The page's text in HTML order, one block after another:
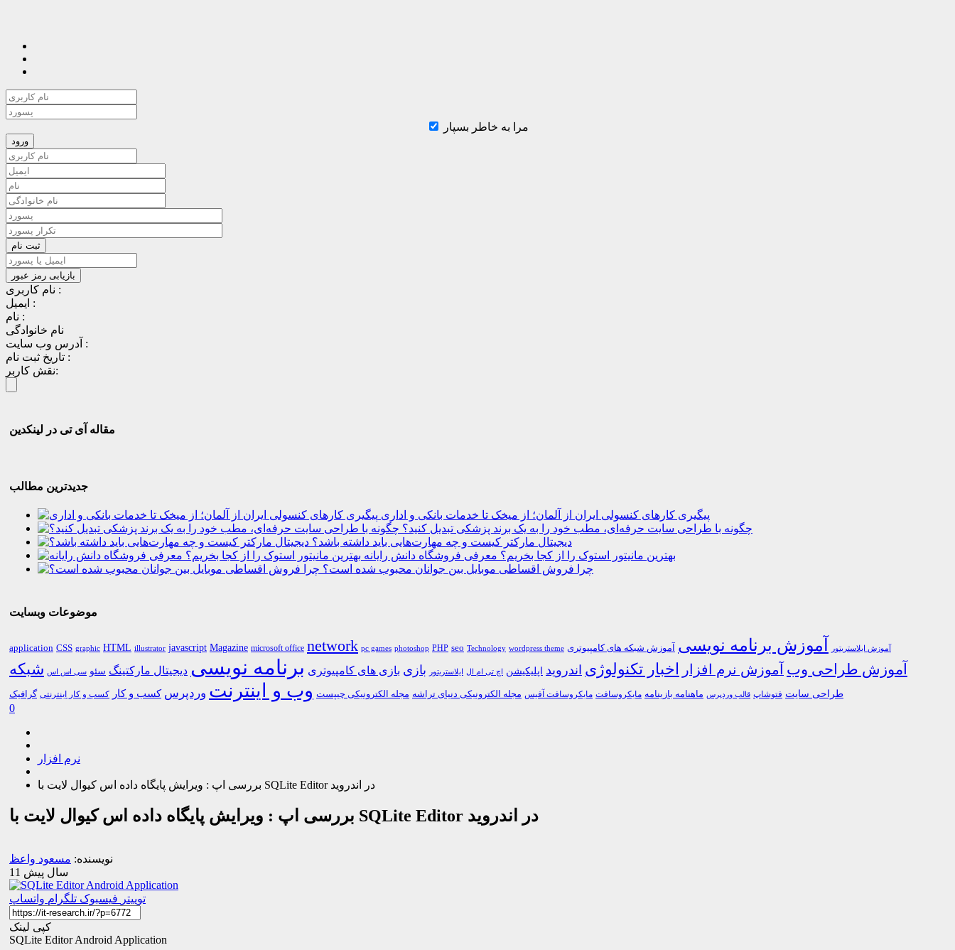
مرا به خاطر بسپار
نام کاربری :
ایمیل :
نام :
نام خانوادگی
آدرس وب سایت :
تاریخ ثبت نام :
نقش کاربر:
مقاله آی تی در لینکدین
جدیدترین مطالب
پیگیری کارهای کنسولی ایران از آلمان؛ از میخک تا خدمات بانکی و اداری
چگونه با طراحی سایت حرفه‌ای، مطب خود را به یک برند پزشکی تبدیل کنید؟
دیجیتال مارکتر کیست و چه مهارت‌هایی باید داشته باشد؟
بهترین مانیتور استوک را از کجا بخریم؟ معرفی فروشگاه دانش رایانه
چرا فروش اقساطی موبایل بین جوانان محبوب شده است؟
موضوعات وبسایت
application CSS graphic HTML illustrator javascript Magazine microsoft office network pc games photoshop PHP seo Technology wordpress theme آموزش ایلاستریتور آموزش برنامه نویسی آموزش شبکه های کامپیوتری
آموزش طراحی وب آموزش نرم افزار اخبار تکنولوژی اندروید اپلیکیشن اچ تی ام ال ایلاستریتور بازی بازی های کامپیوتری برنامه نویسی دیجیتال مارکتینگ سئو سی اس اس شبکه
طراحی سایت فتوشاپ قالب وردپرس ماهنامه بازینامه مایکروسافت مایکروسافت آفیس مجله الکترونیکی دنیای تراشه مجله الکترونیکی چیپست وب و اینترنت وردپرس کسب و کار کسب و کار اینترنتی گرافیک
0
نرم افزار
بررسی اپ : ویرایش پایگاه داده اس کیوال لایت با SQLite Editor در اندروید
بررسی اپ : ویرایش پایگاه داده اس کیوال لایت با SQLite Editor در اندروید
نویسنده: مسعود واعظ
11 سال پیش
توییتر فیسبوک تلگرام واتساپ
کپی لینک
SQLite Editor Android Application